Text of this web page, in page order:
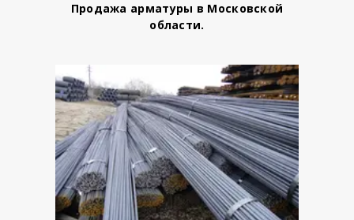
Продажа арматуры в Московской
области.